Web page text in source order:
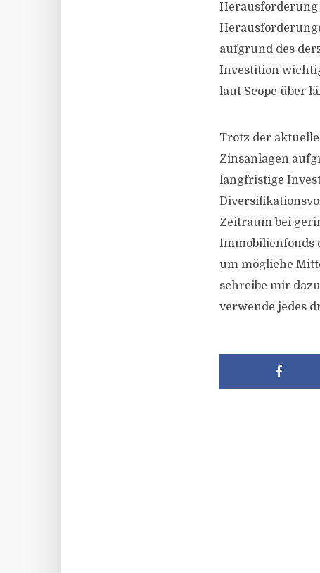
Herausforderung
aufgrund des
Investition
laut Scope über
Trotz der
Zinsanlagen
langfristige
Zeitraum bei
Immobilienfonds
um mögliche
schreibe mir
verwende jedes